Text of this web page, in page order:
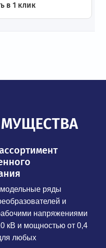
в 1 клик
ряды
и
напряжениями
кВ и мощностью от 0,4
любых